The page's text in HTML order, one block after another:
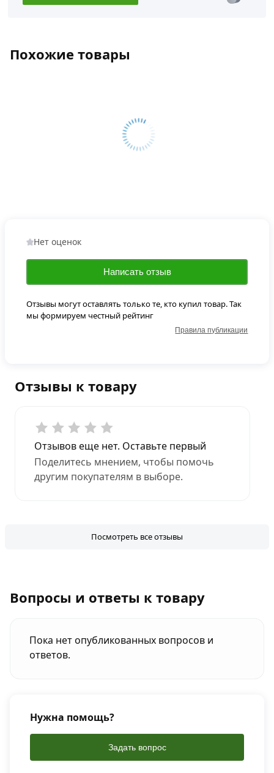
Похожие товары
Отзывы к товару
Отзывов еще нет. Оставьте первый
Поделитесь мнением, чтобы помочь
другим покупателям в выборе.
Посмотреть все отзывы
Нет оценок
Написать отзыв
Отзывы могут оставлять только те, кто купил товар. Так
мы формируем честный рейтинг
Правила публикации
Вопросы и ответы к товару
Пока нет опубликованных вопросов и
ответов.
Нужна помощь?
Задать вопрос